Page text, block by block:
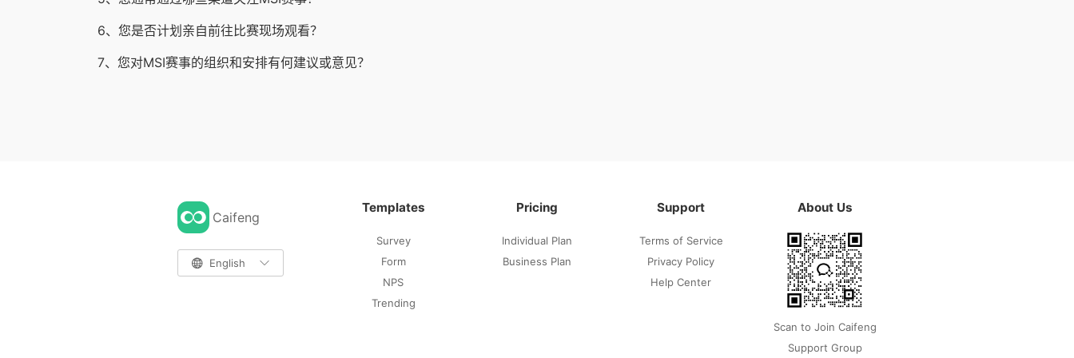
6、您是否计划亲自前往比赛现场观看？
7、您对MSI赛事的组织和安排有何建议或意见？
Caifeng
 English 
Templates
Survey
Form
NPS
Trending
Pricing
Individual Plan
Business Plan
Support
Terms of Service
Privacy Policy
Help Center
About Us
Scan to Join Caifeng
Support Group